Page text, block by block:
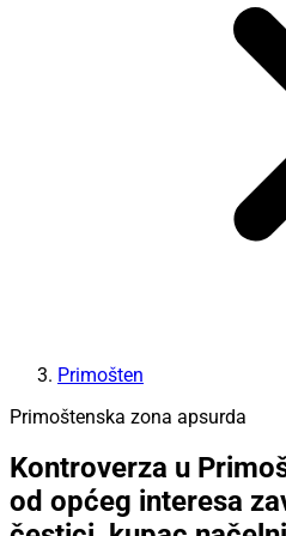
Primošten
Primoštenska zona apsurda
Kontroverza u
od općeg interesa